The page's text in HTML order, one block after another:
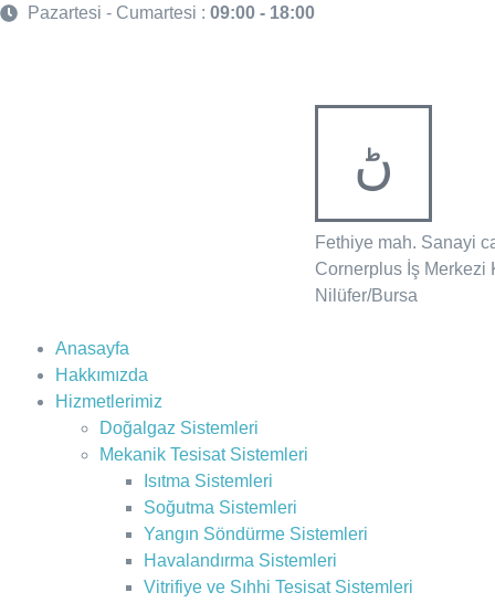
Pazartesi - Cumartesi : 09:00 - 18:00
Fethiye mah. Sanayi
Cornerplus İş Merkezi
Nilüfer/Bursa
Anasayfa
Hakkımızda
Hizmetlerimiz
Doğalgaz Sistemleri
Mekanik Tesisat Sistemleri
Isıtma Sistemleri
Soğutma Sistemleri
Yangın Söndürme Sistemleri
Havalandırma Sistemleri
Vitrifiye ve Sıhhi Tesisat Sistemleri